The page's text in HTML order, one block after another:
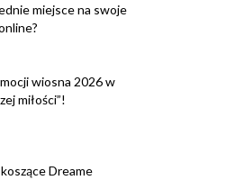
miejsce na swoje
wiosna 2026 w
miłości”!
Dreame